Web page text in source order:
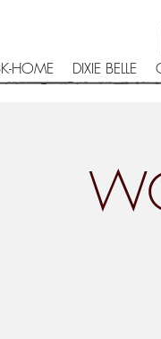
HOME DIXIE BELLE